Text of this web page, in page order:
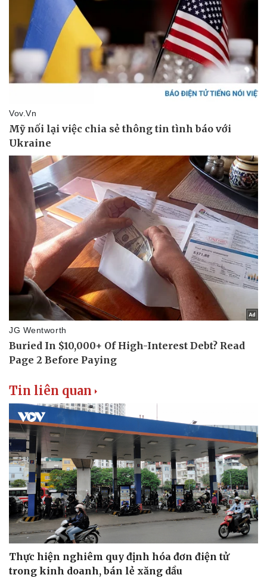
Dinh dưỡng - món ngon
Cây thuốc
Sản phụ khoa
Nhi khoa
Nam khoa
Làm đẹp - giảm cân
Phòng mạch online
Ăn sạch sống khỏe
Nhà đẹp
Blog
Văn hóa
Sân khấu - Điện ảnh
Âm nhạc
Di sản
Giải trí
Sao Việt
Tin liên quan
Thực hiện nghiêm quy định hóa đơn điện tử
trong kinh doanh, bán lẻ xăng dầu